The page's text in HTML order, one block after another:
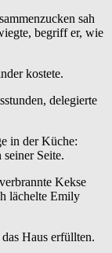
sah
begriff er, wie
kostete.
delegierte
in der Küche:
Seite.
Kekse
lächelte Emily
Haus erfüllten.